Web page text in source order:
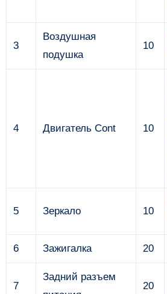
3
Воздушная
подушка
10
4 Двигатель Cont 10
5 Зеркало 10
6 Зажигалка 20
7
Задний разъем
20